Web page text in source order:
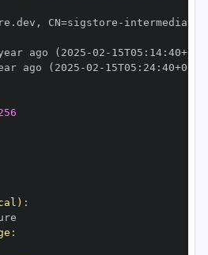
, CN=sigstore -
ago (2025 -02 - 15T05 : 14: 40+00
ago (2025 -02 - 15T05 : 24: 40+00
:
: